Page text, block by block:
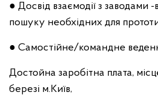
● Досвід взаємодії з заводами
пошуку необхідних для
● Самостійне/командне
Достойна заробітна плата,
березі м.Київ,